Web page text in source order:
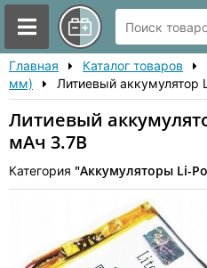
Главная Каталог товаров
мм)
Литиевый
Литиевый
мАч 3.7В
Категория "Аккумуляторы Li-